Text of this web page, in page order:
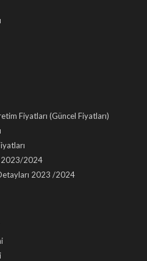
Fiyatları (Güncel Fiyatları)
2023/2024
2023 /2024